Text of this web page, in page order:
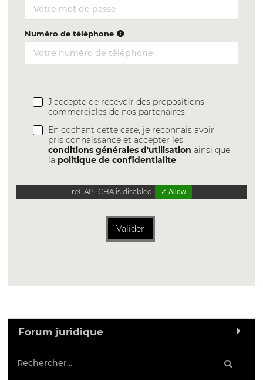
Numéro de téléphone
J'accepte de recevoir des propositions
commerciales de nos partenaires
En cochant cette case, je reconnais avoir
pris connaissance et accepter les
conditions générales d'utilisation ainsi que
la politique de confidentialite
reCAPTCHA is disabled. ✓ Allow
Valider
Forum juridique